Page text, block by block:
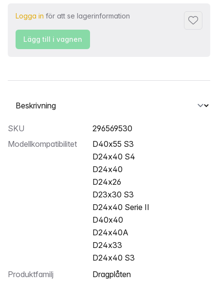
Logga in för att se lagerinformation
Lägg
Lägg till i vagnen
Välj en flik
SKU
296569530
Modellkompatibilitet
D40x55 S3
D24x40 S4
D24x40
D24x26
D23x30 S3
D24x40 Serie II
D40x40
D24x40A
D24x33
D24x40 S3
Produktfamilj
Dragplåten